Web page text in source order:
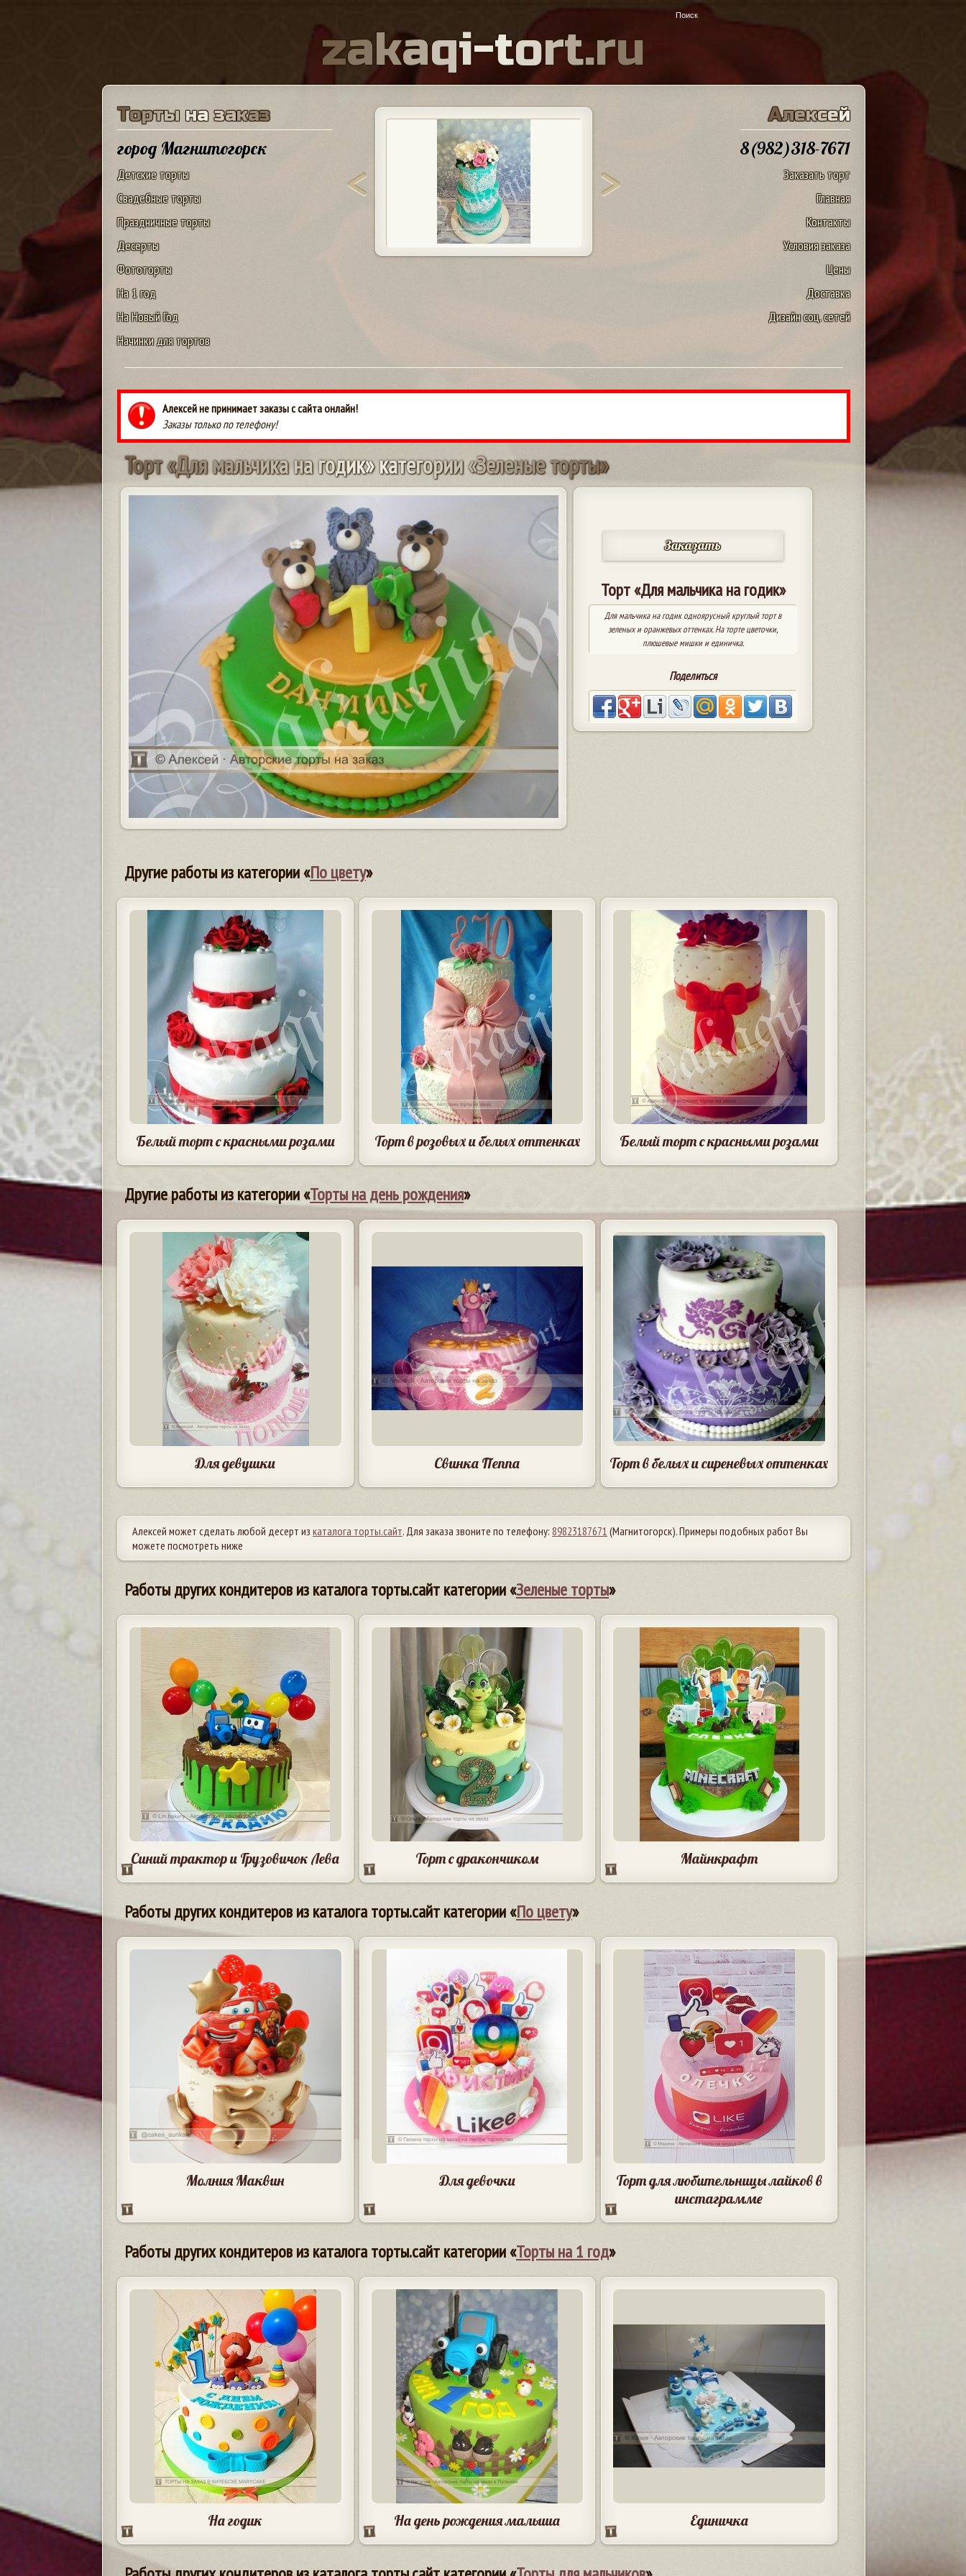
zakaqi-tort.ru
Торты на заказ
город Магнитогорск
Детские торты
Свадебные торты
Праздничные торты
Десерты
Фототорты
На 1 год
На Новый Год
Начинки для тортов
Алексей
8(982)318-7671
Заказать торт
Главная
Контакты
Условия заказа
Цены
Доставка
Дизайн соц. сетей
Алексей не принимает заказы с сайта онлайн!
Заказы только по телефону!
Торт«Длямальчиканагодик»категории«Зеленыеторты»
Заказать
Торт «Для мальчика на годик»
Для мальчика на годик одноярусный круглый торт в
зеленых и оранжевых оттенках. На торте цветочки,
плюшевые мишки и единичка.
Поделиться
Другие работы из категории «По цвету»
Белый торт с красными розами Торт в розовых и белых оттенках Белый торт с красными розами
Другие работы из категории «Торты на день рождения»
Для девушки Свинка Пеппа Торт в белых и сиреневых оттенках
Алексей может сделать любой десерт из каталога торты.сайт. Для заказа звоните по телефону: 89823187671 (Магнитогорск). Примеры подобных работ Вы
можете посмотреть ниже
Работы других кондитеров из каталога торты.сайт категории «Зеленые торты»
Синий трактор и Грузовичок Лева Торт с дракончиком Майнкрафт
Работы других кондитеров из каталога торты.сайт категории «По цвету»
Молния Маквин Для девочки
Торт для любительницы лайков в
инстаграмме
Работы других кондитеров из каталога торты.сайт категории «Торты на 1 год»
На годик На день рождения малыша Единичка